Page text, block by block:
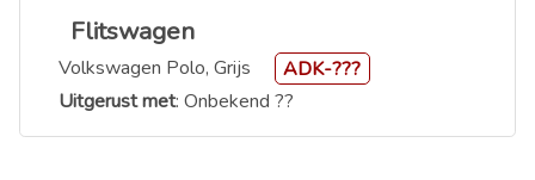
Flitswagen
Volkswagen Polo, Grijs
ADK-???
Uitgerust met: Onbekend ??